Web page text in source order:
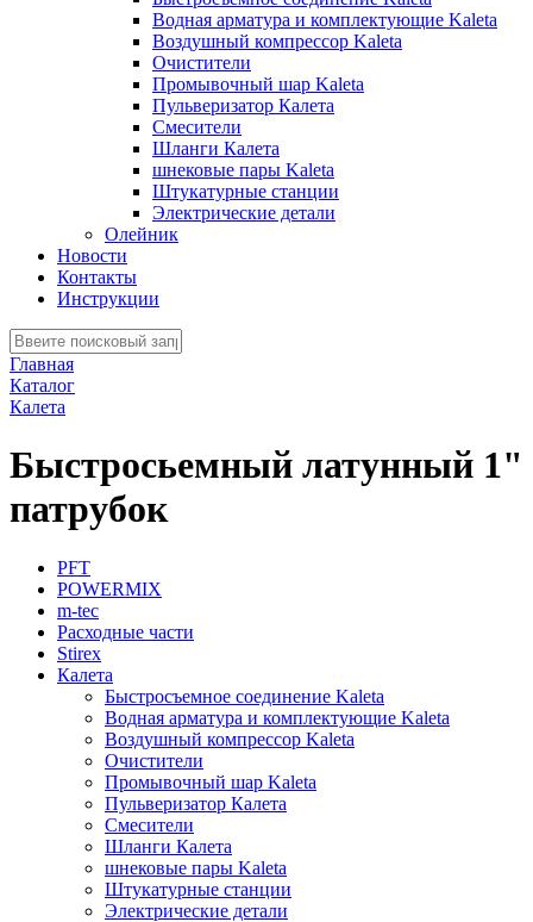
Водная арматура и комплектующие Kaleta
Воздушный компрессор Kaleta
Очистители
Промывочный шар Kaleta
Пульверизатор Калета
Смесители
Шланги Калета
шнековые пары Kaleta
Штукатурные станции
Электрические детали
Олейник
Новости
Контакты
Инструкции
Главная
Каталог
Калета
Быстросьемный латунный 1"
патрубок
PFT
POWERMIX
m-tec
Расходные части
Stirex
Калета
Быстросъемное соединение Kaleta
Водная арматура и комплектующие Kaleta
Воздушный компрессор Kaleta
Очистители
Промывочный шар Kaleta
Пульверизатор Калета
Смесители
Шланги Калета
шнековые пары Kaleta
Штукатурные станции
Электрические детали